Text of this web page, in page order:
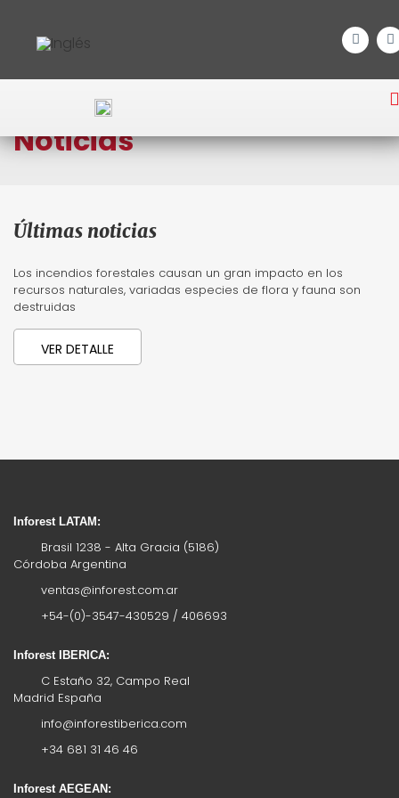
/ Posts etiquetados “incendio”
Noticias
Últimas noticias
Los incendios forestales causan un gran impacto en los
recursos naturales, variadas especies de flora y fauna son
destruidas
VER DETALLE
Inforest LATAM:
Brasil 1238 - Alta Gracia (5186)
Córdoba Argentina
ventas@inforest.com.ar
+54-(0)-3547-430529 / 406693
Inforest IBERICA:
C Estaño 32, Campo Real
Madrid España
info@inforestiberica.com
+34 681 31 46 46
Inforest AEGEAN: